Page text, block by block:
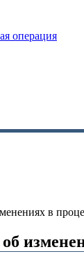
операция
в